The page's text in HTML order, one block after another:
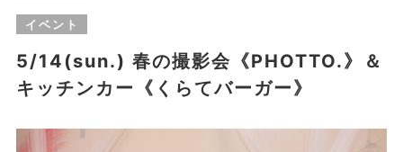
イベント
5/14(sun.) 春の撮影会《PHOTTO.》＆
キッチンカー《くらてバーガー》